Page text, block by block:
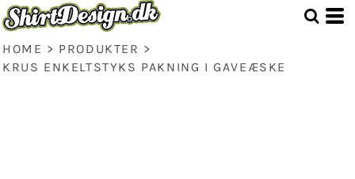
HOME > PRODUKTER >
KRUS ENKELTSTYKS PAKNING I GAVEÆSKE